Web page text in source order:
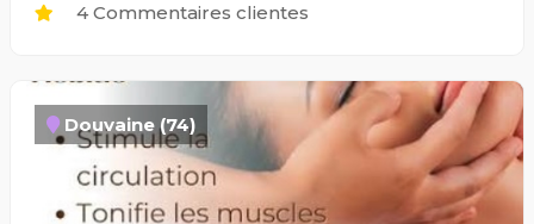
4 Commentaires clientes
Douvaine (74)